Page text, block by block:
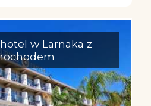
w Larnaka z